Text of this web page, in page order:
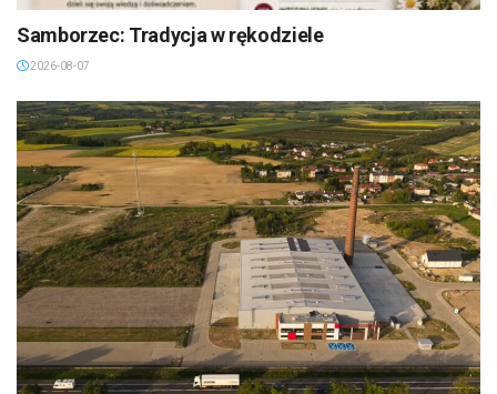
Samborzec: Tradycja w rękodziele
2026-08-07